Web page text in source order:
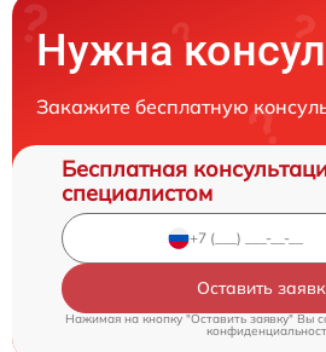
Нужна
Закажите бесплатную
Бесплатная
специалистом
Оставить
Нажимая на кнопку "Оставить заявку" Вы